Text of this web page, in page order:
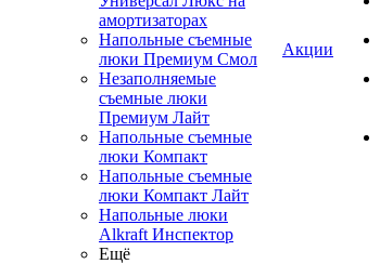
амортизаторах
Напольные съемные
люки Премиум Смол
Незаполняемые
съемные люки
Премиум Лайт
Напольные съемные
люки Компакт
Напольные съемные
люки Компакт Лайт
Напольные люки
Alkraft Инспектор
Ещё
Акции